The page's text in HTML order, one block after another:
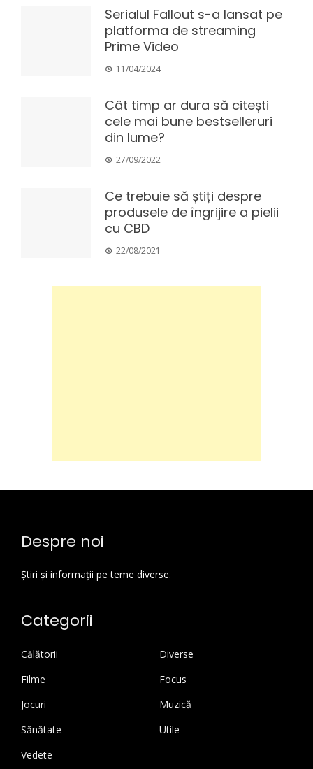
Serialul Fallout s-a lansat pe
platforma de streaming
Prime Video
11/04/2024
Cât timp ar dura să citești
cele mai bune bestselleruri
din lume?
27/09/2022
Ce trebuie să știți despre
produsele de îngrijire a pielii
cu CBD
22/08/2021
Despre noi
Știri și informații pe teme diverse.
Categorii
Călătorii
Diverse
Filme
Focus
Jocuri
Muzică
Sănătate
Utile
Vedete